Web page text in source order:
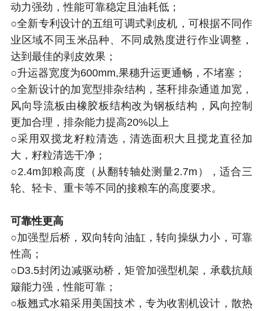
动力强劲，性能可靠稳定且油耗低；
○全新专利设计的五组可调式剥皮机，可根据不同作
业区域不同玉米品种、不同成熟度进行作业调整，
达到最佳的剥皮效果；
○升运器宽度为600mm,果穗升运更通畅，不堵塞；
○全新设计的加宽型排杂结构，茎秆排杂通道加宽，
风向导流板由橡胶板结构改为钢板结构，风向控制
更加合理，排杂能力提高20%以上
○采用双搅龙籽粒清选，清选面积大且搅龙直径加
大，籽粒清选干净；
○2.4m卸粮高度（从翻转轴处测量2.7m），适合三
轮、轻卡、重卡等不同的接粮车的高度要求。
可靠性更高
○加强型后桥，双向转向油缸，转向操纵力小，可靠
性高；
○D3.5封闭边减驱动桥，矩管加强型机架，承载抗颠
簸能力强，性能可靠；
○板翘式水箱采用美国技术，专为收割机设计，散热